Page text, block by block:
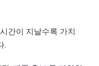
간이 지날수록 가치
.